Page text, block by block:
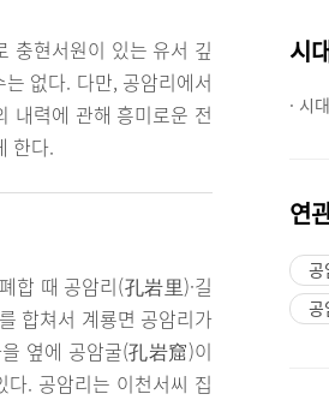
충현서원이 있는 유서 깊
없다. 다만, 공암리에서
내력에 관해 흥미로운 전
한다.
합 때 공암리(孔岩里)·길
합쳐서 계룡면 공암리가
옆에 공암굴(孔岩窟)이
다. 공암리는 이천서씨 집
시
· 시
연
공
공